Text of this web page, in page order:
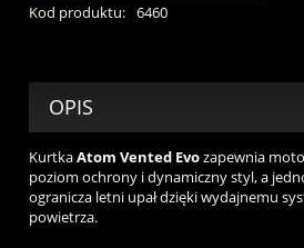
Kod produktu: 6460
OPIS
KurtkaAtom Vented Evozapewnia
poziom ochrony i dynamiczny styl, a
ogranicza letni upał dzięki wydajnemu
powietrza.